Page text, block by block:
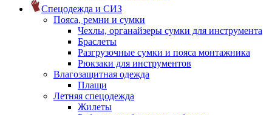
Спецодежда и СИЗ
Пояса, ремни и сумки
Чехлы, органайзеры сумки для инструмента
Браслеты
Разгрузочные сумки и пояса монтажника
Рюкзаки для инструментов
Влагозащитная одежда
Плащи
Летняя спецодежда
Жилеты